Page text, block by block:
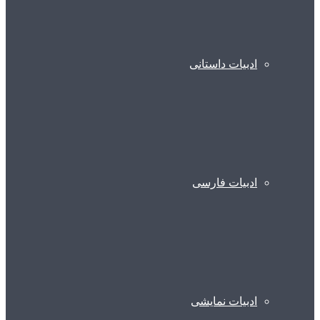
ادبیات داستانی
ادبیات فارسی
ادبیات نمایشی